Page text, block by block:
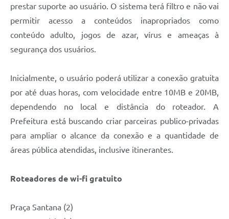
prestar suporte ao usuário. O sistema terá filtro e não vai
permitir acesso a conteúdos inapropriados como
conteúdo adulto, jogos de azar, vírus e ameaças à
segurança dos usuários.
Inicialmente, o usuário poderá utilizar a conexão gratuita
por até duas horas, com velocidade entre 10MB e 20MB,
dependendo no local e distância do roteador. A
Prefeitura está buscando criar parceiras publico-privadas
para ampliar o alcance da conexão e a quantidade de
áreas pública atendidas, inclusive itinerantes.
Roteadores de wi-fi gratuito
Praça Santana (2)